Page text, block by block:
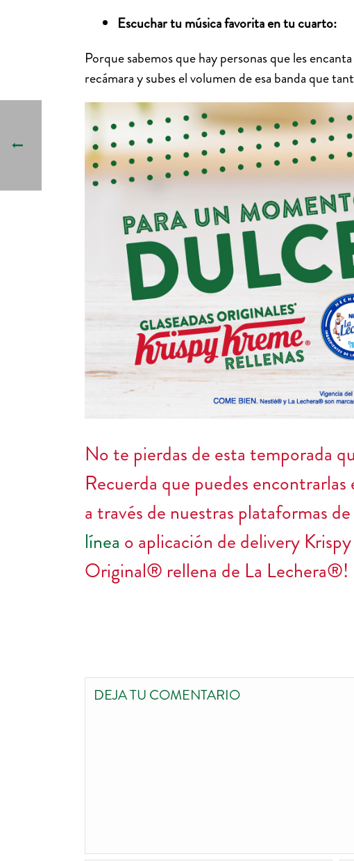
Escuchar tu música favorita en tu cuarto:
Porque sabemos que hay personas que les
recámara y subes el volumen de esa banda que
No te pierdas de esta temporada
Recuerda que puedes
a través de nuestras plataformas
línea o aplicación de delivery
Original® rellena de La Lechera®!